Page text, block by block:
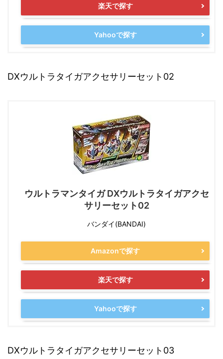
楽天で探す
Yahooで探す
DXウルトラタイガアクセサリーセット02
ウルトラマンタイガ DXウルトラタイガアクセ
サリーセット02
バンダイ(BANDAI)
Amazonで探す
楽天で探す
Yahooで探す
DXウルトラタイガアクセサリーセット03